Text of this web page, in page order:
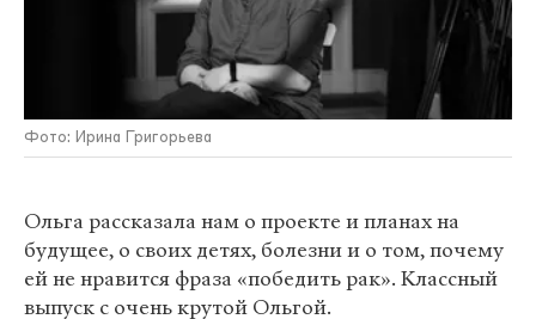
Фото: Ирина Григорьева
Ольга рассказала нам о проекте и планах на
будущее, о своих детях, болезни и о том, почему
ей не нравится фраза «победить рак». Классный
выпуск с очень крутой Ольгой.